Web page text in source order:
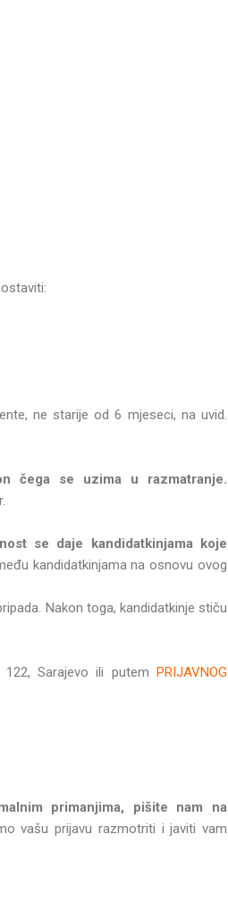
ne starije od 6 mjeseci, na uvid.
čega se uzima u razmatranje.
se daje kandidatkinjama koje
kandidatkinjama na osnovu ovog
Nakon toga, kandidatkinje stiču
Sarajevo ili putem
PRIJAVNOG
primanjima, pišite nam na
vašu prijavu razmotriti i javiti vam